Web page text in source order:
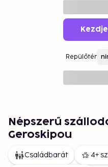
Repülőtér
Népszerű
Geroskipou
Családbarát 4+